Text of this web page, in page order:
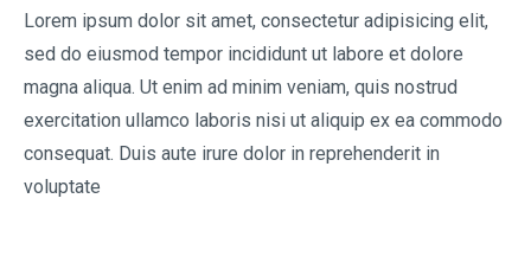
Lorem ipsum dolor sit amet, consectetur adipisicing elit,
sed do eiusmod tempor incididunt ut labore et dolore
magna aliqua. Ut enim ad minim veniam, quis nostrud
exercitation ullamco laboris nisi ut aliquip ex ea commodo
consequat. Duis aute irure dolor in reprehenderit in
voluptate